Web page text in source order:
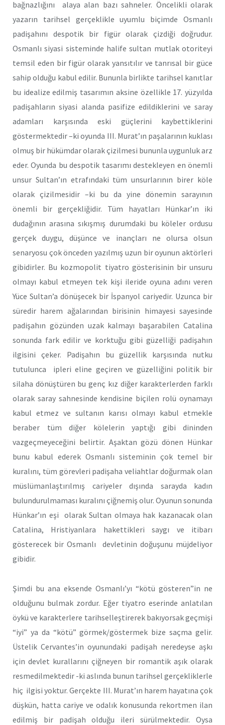
bağnazlığını alaya alan bazı sahneler. Öncelikli olarak
yazarın tarihsel gerçeklikle uyumlu biçimde Osmanlı
padişahını despotik bir figür olarak çizdiği doğrudur.
Osmanlı siyasi sisteminde halife sultan mutlak otoriteyi
temsil eden bir figür olarak yansıtılır ve tanrısal bir güce
sahip olduğu kabul edilir. Bununla birlikte tarihsel kanıtlar
bu idealize edilmiş tasarımın aksine özellikle 17. yüzyılda
padişahların siyasi alanda pasifize edildiklerini ve saray
adamları karşısında eski güçlerini kaybettiklerini
göstermektedir –ki oyunda III. Murat’ın paşalarının kuklası
olmuş bir hükümdar olarak çizilmesi bununla uygunluk arz
eder. Oyunda bu despotik tasarımı destekleyen en önemli
unsur Sultan’ın etrafındaki tüm unsurlarının birer köle
olarak çizilmesidir –ki bu da yine dönemin sarayının
önemli bir gerçekliğidir. Tüm hayatları Hünkar’ın iki
dudağının arasına sıkışmış durumdaki bu köleler ordusu
gerçek duygu, düşünce ve inançları ne olursa olsun
senaryosu çok önceden yazılmış uzun bir oyunun aktörleri
gibidirler. Bu kozmopolit tiyatro gösterisinin bir unsuru
olmayı kabul etmeyen tek kişi ileride oyuna adını veren
Yüce Sultan’a dönüşecek bir İspanyol cariyedir. Uzunca bir
süredir harem ağalarından birisinin himayesi sayesinde
padişahın gözünden uzak kalmayı başarabilen Catalina
sonunda fark edilir ve korktuğu gibi güzelliği padişahın
ilgisini çeker. Padişahın bu güzellik karşısında nutku
tutulunca ipleri eline geçiren ve güzelliğini politik bir
silaha dönüştüren bu genç kız diğer karakterlerden farklı
olarak saray sahnesinde kendisine biçilen rolü oynamayı
kabul etmez ve sultanın karısı olmayı kabul etmekle
beraber tüm diğer kölelerin yaptığı gibi dininden
vazgeçmeyeceğini belirtir. Aşaktan gözü dönen Hünkar
bunu kabul ederek Osmanlı sisteminin çok temel bir
kuralını, tüm görevleri padişaha veliahtlar doğurmak olan
müslümanlaştırılmış cariyeler dışında sarayda kadın
bulundurulmaması kuralını çiğnemiş olur. Oyunun sonunda
Hünkar’ın eşi olarak Sultan olmaya hak kazanacak olan
Catalina, Hristiyanlara hakettikleri saygı ve itibarı
gösterecek bir Osmanlı devletinin doğuşunu müjdeliyor
gibidir.
Şimdi bu ana eksende Osmanlı’yı “kötü gösteren”in ne
olduğunu bulmak zordur. Eğer tiyatro eserinde anlatılan
öykü ve karakterlere tarihselleştirerek bakıyorsak geçmişi
“iyi” ya da “kötü” görmek/göstermek bize saçma gelir.
Üstelik Cervantes’in oyunundaki padişah neredeyse aşkı
için devlet kurallarını çiğneyen bir romantik aşık olarak
resmedilmektedir -ki aslında bunun tarihsel gerçekliklerle
hiç ilgisi yoktur. Gerçekte III. Murat’ın harem hayatına çok
düşkün, hatta cariye ve odalık konusunda rekortmen ilan
edilmiş bir padişah olduğu ileri sürülmektedir. Oysa